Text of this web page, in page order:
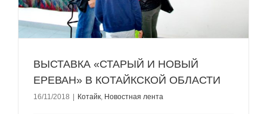
ВЫСТАВКА «СТАРЫЙ И НОВЫЙ
ЕРЕВАН» В КОТАЙКСКОЙ ОБЛАСТИ
16/11/2018 Котайк, Новостная лента